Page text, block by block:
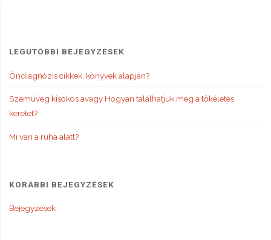
LEGUTÓBBI BEJEGYZÉSEK
Öndiagnózis cikkek, könyvek alapján?
Szemüveg kisokos avagy Hogyan találhatjuk meg a tökéletes
keretet?
Mi van a ruha alatt?
KORÁBBI BEJEGYZÉSEK
Bejegyzések